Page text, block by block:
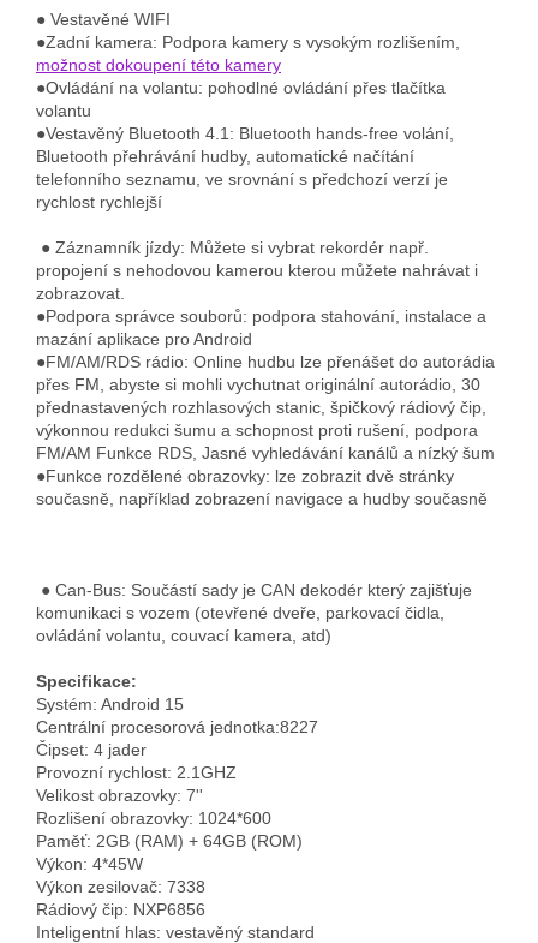
● Vestavěné WIFI
●Zadní kamera: Podpora kamery s vysokým rozlišením,
možnost dokoupení této kamery
●Ovládání na volantu: pohodlné ovládání přes tlačítka
volantu
●Vestavěný Bluetooth 4.1: Bluetooth hands-free volání,
Bluetooth přehrávání hudby, automatické načítání
telefonního seznamu, ve srovnání s předchozí verzí je
rychlost rychlejší
● Záznamník jízdy: Můžete si vybrat rekordér např.
propojení s nehodovou kamerou kterou můžete nahrávat i
zobrazovat.
●Podpora správce souborů: podpora stahování, instalace a
mazání aplikace pro Android
●FM/AM/RDS rádio: Online hudbu lze přenášet do autorádia
přes FM, abyste si mohli vychutnat originální autorádio, 30
přednastavených rozhlasových stanic, špičkový rádiový čip,
výkonnou redukci šumu a schopnost proti rušení, podpora
FM/AM Funkce RDS, Jasné vyhledávání kanálů a nízký šum
●Funkce rozdělené obrazovky: lze zobrazit dvě stránky
současně, například zobrazení navigace a hudby současně
● Can-Bus: Součástí sady je CAN dekodér který zajišťuje
komunikaci s vozem (otevřené dveře, parkovací čidla,
ovládání volantu, couvací kamera, atd)
Specifikace:
Systém: Android 15
Centrální procesorová jednotka:8227
Čipset: 4 jader
Provozní rychlost: 2.1GHZ
Velikost obrazovky: 7''
Rozlišení obrazovky: 1024*600
Paměť: 2GB (RAM) + 64GB (ROM)
Výkon: 4*45W
Výkon zesilovač: 7338
Rádiový čip: NXP6856
Inteligentní hlas: vestavěný standard